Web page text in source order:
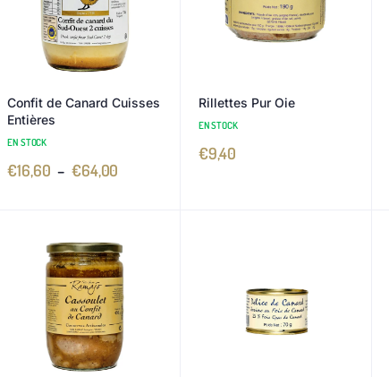
Confit de Canard Cuisses
Entières
EN STOCK
€16,60 – €64,00
Rillettes Pur Oie
EN STOCK
€9,40